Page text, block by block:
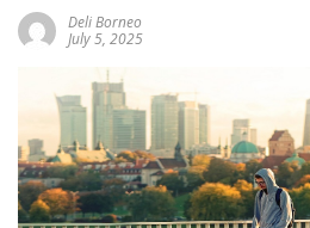
Deli Borneo
July 5, 2025